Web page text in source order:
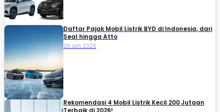
Daftar Pajak Mobil Listrik BYD di Indonesia, dari
Seal hingga Atto
26 Jan 2026
Rekomendasi 4 Mobil Listrik Kecil 200 Jutaan
Terbaik di 2026!